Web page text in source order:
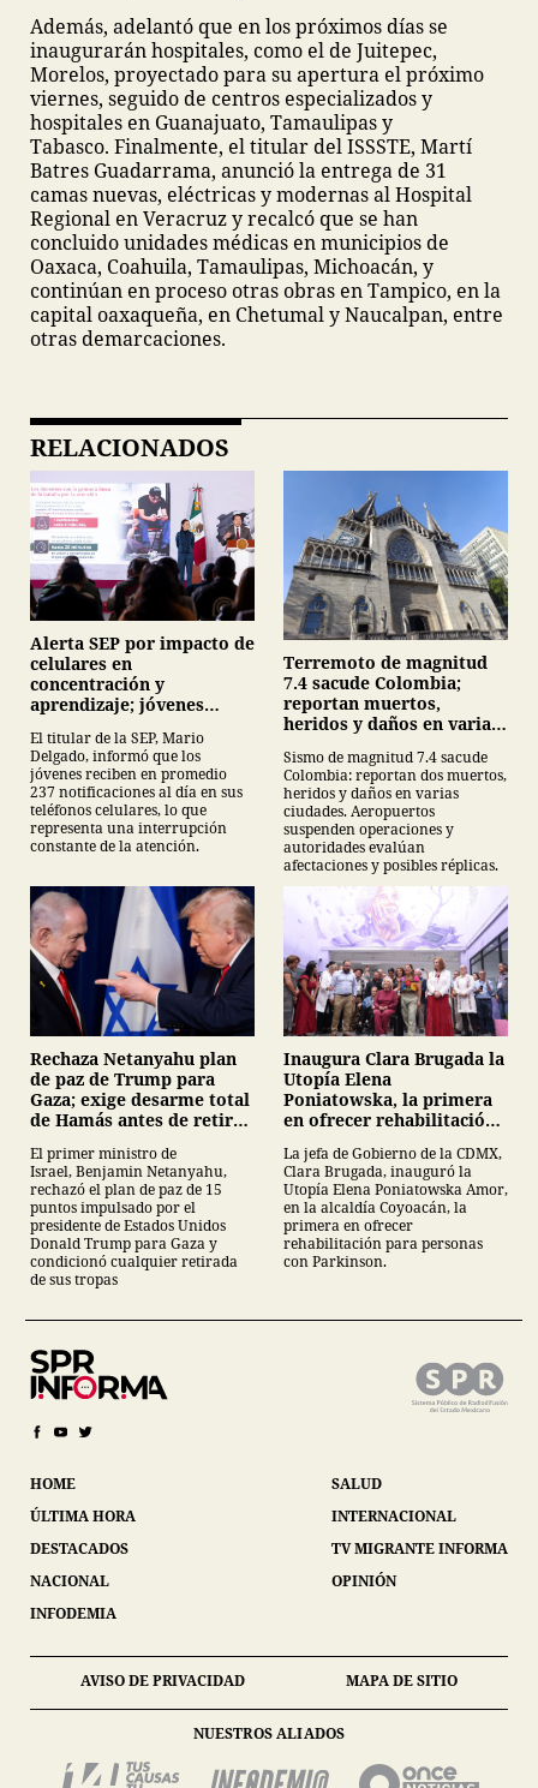
Además, adelantó que en los próximos días se
inaugurarán hospitales, como el de Juitepec,
Morelos, proyectado para su apertura el próximo
viernes, seguido de centros especializados y
hospitales en Guanajuato, Tamaulipas y
Tabasco. Finalmente, el titular del ISSSTE, Martí
Batres Guadarrama, anunció la entrega de 31
camas nuevas, eléctricas y modernas al Hospital
Regional en Veracruz y recalcó que se han
concluido unidades médicas en municipios de
Oaxaca, Coahuila, Tamaulipas, Michoacán, y
continúan en proceso otras obras en Tampico, en la
capital oaxaqueña, en Chetumal y Naucalpan, entre
otras demarcaciones.
RELACIONADOS
Alerta SEP por impacto de
celulares en
concentración y
aprendizaje; jóvenes
al día
El titular de la SEP, Mario
Delgado, informó que los
jóvenes reciben en promedio
237 notificaciones al día en sus
teléfonos celulares, lo que
representa una interrupción
constante de la atención.
Terremoto de magnitud
7.4 sacude Colombia;
reportan muertos,
heridos y daños en varias
Sismo de magnitud 7.4 sacude
Colombia: reportan dos muertos,
heridos y daños en varias
ciudades. Aeropuertos
suspenden operaciones y
autoridades evalúan
afectaciones y posibles réplicas.
Rechaza Netanyahu plan
de paz de Trump para
Gaza; exige desarme total
de Hamás antes de retirar
El primer ministro de
Israel, Benjamin Netanyahu,
rechazó el plan de paz de 15
puntos impulsado por el
presidente de Estados Unidos
Donald Trump para Gaza y
condicionó cualquier retirada
de sus tropas
Inaugura Clara Brugada la
Utopía Elena
Poniatowska, la primera
en ofrecer rehabilitación
Parkinson
La jefa de Gobierno de la CDMX,
Clara Brugada, inauguró la
Utopía Elena Poniatowska Amor,
en la alcaldía Coyoacán, la
primera en ofrecer
rehabilitación para personas
con Parkinson.
HOME
ÚLTIMA HORA
DESTACADOS
NACIONAL
INFODEMIA
SALUD
INTERNACIONAL
TV MIGRANTE INFORMA
OPINIÓN
AVISO DE PRIVACIDAD MAPA DE SITIO
NUESTROS ALIADOS